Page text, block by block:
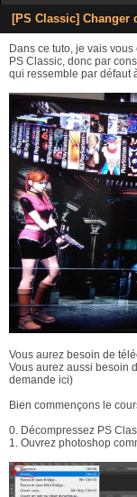
[PS Classic] Changer
Dans ce tuto, je vais
PS Classic, donc par
qui ressemble par défaut
Vous aurez besoin de
Vous aurez aussi besoin
demande ici)
Bien commençons le
0. Décompressez PS
1. Ouvrez photoshop